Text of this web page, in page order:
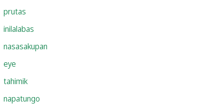
prutas
inilalabas
nasasakupan
eye
tahimik
napatungo